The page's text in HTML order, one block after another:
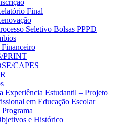
Final
Seletivo Bolsas PPPD
PRINT
CAPES
Experiência Estudantil – Projeto
em Educação Escolar
Programa
e Histórico